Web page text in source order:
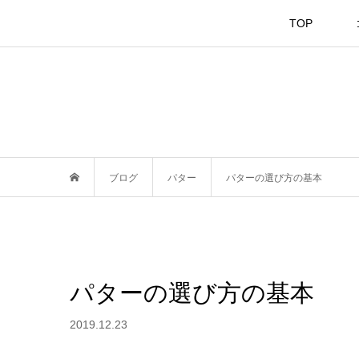
TOP
ブログ パター パターの選び方の基本
パターの選び方の基本
2019.12.23